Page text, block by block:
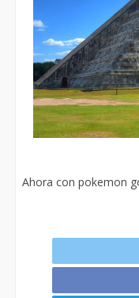
Ahora con pokemon